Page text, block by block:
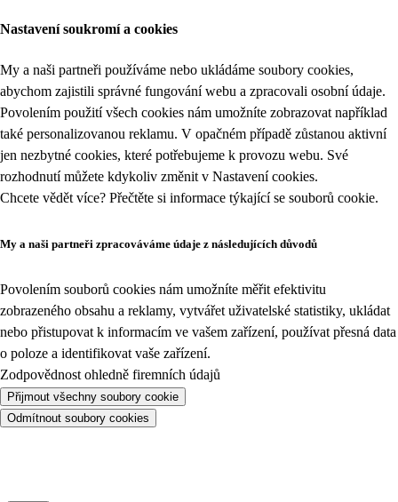
Nastavení soukromí a cookies
My a naši partneři používáme nebo ukládáme soubory cookies,
abychom zajistili správné fungování webu a zpracovali osobní údaje.
Povolením použití všech cookies nám umožníte zobrazovat například
také personalizovanou reklamu. V opačném případě zůstanou aktivní
jen nezbytné cookies, které potřebujeme k provozu webu. Své
rozhodnutí můžete kdykoliv změnit v Nastavení cookies.
Chcete vědět více? Přečtěte si informace týkající se souborů cookie.
My a naši partneři zpracováváme údaje z následujících důvodů
Povolením souborů cookies nám umožníte měřit efektivitu
zobrazeného obsahu a reklamy, vytvářet uživatelské statistiky, ukládat
nebo přistupovat k informacím ve vašem zařízení, používat přesná data
o poloze a identifikovat vaše zařízení.
Zodpovědnost ohledně firemních údajů
Přijmout všechny soubory cookie
Odmítnout soubory cookies